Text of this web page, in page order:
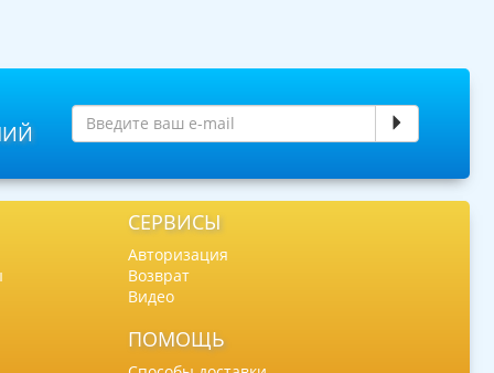
СЕРВИСЫ
Авторизация
Возврат
Видео
ПОМОЩЬ